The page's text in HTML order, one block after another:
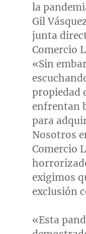
la
Gil
junta
Comercio
«Sin
propiedad
enfrentan
para
Nosotros
Comercio
exigimos
exclusión
«Esta